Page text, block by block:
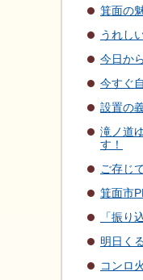
箕面の
うれし
今日か
今すぐ
設置の
滝ノ道
す！
ご存じ
箕面市
「振り
明日く
コンロ